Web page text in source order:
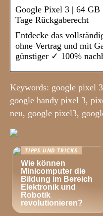
Google Pixel 3 | 64 GB
Tage Rückgaberecht
Entdecke das
ohne Vertrag und mit
günstiger ✓ 100%
Keywords: google pixel
google handy pixel 3,
neu, google pixel3,
TIPPS UND TRICKS
Wie können
Minicomputer die
Bildung im Bereich
Elektronik und
Robotik
revolutionieren?